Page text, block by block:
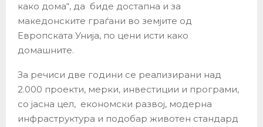
како дома“, да биде достапна и за
македонските граѓани во земјите од
Европската Унија, по цени исти како
домашните.
За речиси две години се реализирани над
2.000 проекти, мерки, инвестиции и програми,
со јасна цел, економски развој, модерна
инфраструктура и подобар животен стандард